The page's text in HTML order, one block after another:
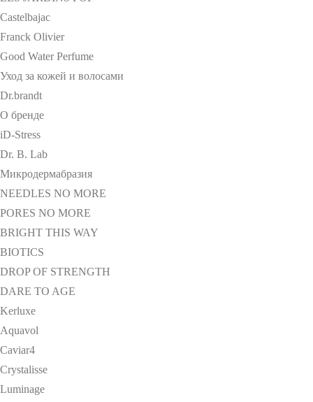
Castelbajac
Franck Olivier
Good Water Perfume
Уход за кожей и волосами
Dr.brandt
О бренде
iD-Stress
Dr. B. Lab
Микродермабразия
NEEDLES NO MORE
PORES NO MORE
BRIGHT THIS WAY
BIOTICS
DROP OF STRENGTH
DARE TO AGE
Kerluxe
Aquavol
Caviar4
Crystalisse
Luminage